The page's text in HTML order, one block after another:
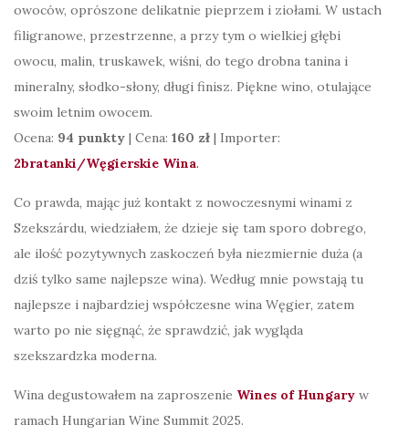
owoców, oprószone delikatnie pieprzem i ziołami. W ustach
filigranowe, przestrzenne, a przy tym o wielkiej głębi
owocu, malin, truskawek, wiśni, do tego drobna tanina i
mineralny, słodko-słony, długi finisz. Piękne wino, otulające
swoim letnim owocem.
Ocena: 94 punkty | Cena: 160 zł | Importer:
2bratanki/Węgierskie Wina.
Co prawda, mając już kontakt z nowoczesnymi winami z
Szekszárdu, wiedziałem, że dzieje się tam sporo dobrego,
ale ilość pozytywnych zaskoczeń była niezmiernie duża (a
dziś tylko same najlepsze wina). Według mnie powstają tu
najlepsze i najbardziej współczesne wina Węgier, zatem
warto po nie sięgnąć, że sprawdzić, jak wygląda
szekszardzka moderna.
Wina degustowałem na zaproszenie Wines of Hungary w
ramach Hungarian Wine Summit 2025.